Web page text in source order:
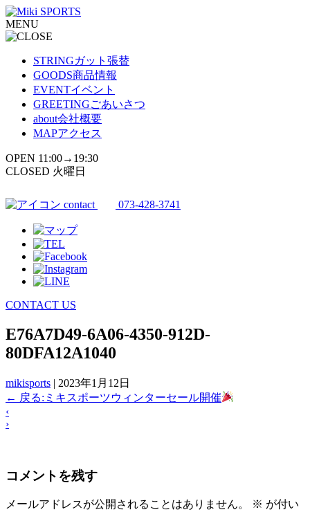
コ
ン
テ
MENU
STRINGガット張替
GOODS商品情報
EVENTイベント
GREETINGごあいさつ
about会社概要
MAPアクセス
OPEN 11:00→19:30
CLOSED 火曜日
contact 073-428-3741
CONTACT US
E76A7D49-6A06-4350-912D-
80DFA12A1040
mikisports | 2023年1月12日
← 戻る:ミキスポーツウィンターセール開催
‹
›
コメントを残す
メールアドレスが公開されることはありません。 ※ が付い